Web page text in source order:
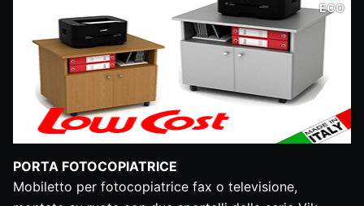
ECO
PORTA FOTOCOPIATRICE
Mobiletto per fotocopiatrice fax o televisione,